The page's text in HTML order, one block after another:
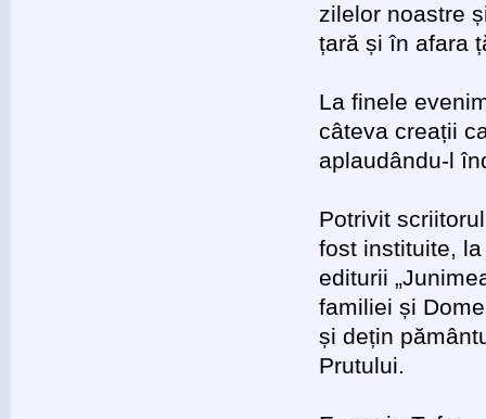
zilelor noastre
țară și în afara
La finele
câteva creații
aplaudându-l
Potrivit
fost instituite,
editurii
familiei și
și dețin
Prutului.